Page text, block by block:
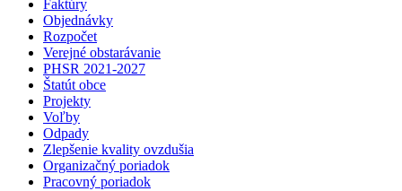
Faktúry
Objednávky
Rozpočet
Verejné obstarávanie
PHSR 2021-2027
Štatút obce
Projekty
Voľby
Odpady
Zlepšenie kvality ovzdušia
Organizačný poriadok
Pracovný poriadok